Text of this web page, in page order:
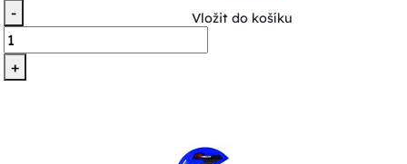
-
+
Vložit do košíku